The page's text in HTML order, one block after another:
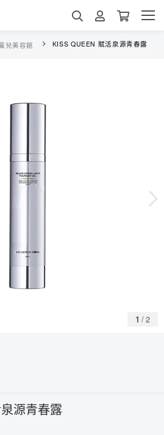
兒美容館 KISS QUEEN 賦活泉源青春露
1 /2
源青春露